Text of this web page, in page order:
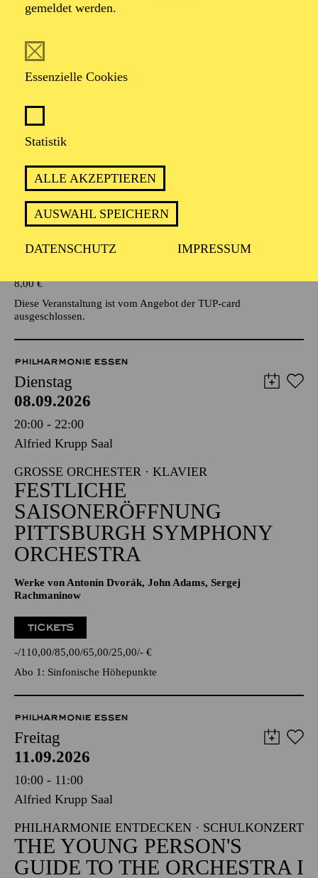
gemeldet werden.
Essenzielle Cookies
Statistik
ALLE AKZEPTIEREN
AUSWAHL SPEICHERN
DATENSCHUTZ IMPRESSUM
Samstag
05.09.2026
Grillo-Theater
BLICK AUF DEN IRAN –
STIMMEN ZUR AKTUELLEN
LAGE
Veranstalter: Eine Kooperationsveranstaltung mit der Stadt
Essen
8,00€
Diese Veranstaltung ist vom Angebot der TUP-card
ausgeschlossen.
PHILHARMONIE ESSEN
Dienstag
08.09.2026
20:00 - 22:00
Alfried Krupp Saal
GROSSE ORCHESTER · KLAVIER
FESTLICHE
SAISONERÖFFNUNG
PITTSBURGH SYMPHONY
ORCHESTRA
Werke von Antonín Dvorák, John Adams, Sergej
Rachmaninow
TICKETS
- 110,00 85,00 65,00 25,00 - €
Abo 1: Sinfonische Höhepunkte
PHILHARMONIE ESSEN
Freitag
11.09.2026
10:00 - 11:00
Alfried Krupp Saal
PHILHARMONIE ENTDECKEN · SCHULKONZERT
THE YOUNG PERSON'S
GUIDE TO THE ORCHESTRA I